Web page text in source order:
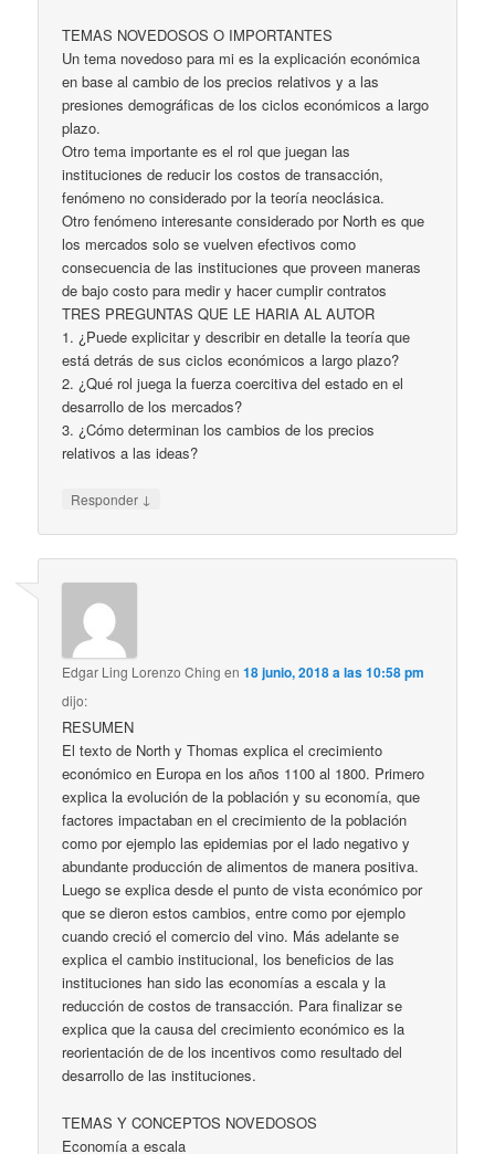
TEMAS NOVEDOSOS O IMPORTANTES
Un tema novedoso para mi es la explicación económica
en base al cambio de los precios relativos y a las
presiones demográficas de los ciclos económicos a largo
plazo.
Otro tema importante es el rol que juegan las
instituciones de reducir los costos de transacción,
fenómeno no considerado por la teoría neoclásica.
Otro fenómeno interesante considerado por North es que
los mercados solo se vuelven efectivos como
consecuencia de las instituciones que proveen maneras
de bajo costo para medir y hacer cumplir contratos
TRES PREGUNTAS QUE LE HARIA AL AUTOR
1. ¿Puede explicitar y describir en detalle la teoría que
está detrás de sus ciclos económicos a largo plazo?
2. ¿Qué rol juega la fuerza coercitiva del estado en el
desarrollo de los mercados?
3. ¿Cómo determinan los cambios de los precios
relativos a las ideas?
Responder ↓
Edgar Ling Lorenzo Ching en18 junio, 2018 a las 10:58 pm
dijo:
RESUMEN
El texto de North y Thomas explica el crecimiento
económico en Europa en los años 1100 al 1800. Primero
explica la evolución de la población y su economía, que
factores impactaban en el crecimiento de la población
como por ejemplo las epidemias por el lado negativo y
abundante producción de alimentos de manera positiva.
Luego se explica desde el punto de vista económico por
que se dieron estos cambios, entre como por ejemplo
cuando creció el comercio del vino. Más adelante se
explica el cambio institucional, los beneficios de las
instituciones han sido las economías a escala y la
reducción de costos de transacción. Para finalizar se
explica que la causa del crecimiento económico es la
reorientación de de los incentivos como resultado del
desarrollo de las instituciones.
TEMAS Y CONCEPTOS NOVEDOSOS
Economía a escala